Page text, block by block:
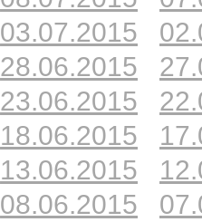
03.07.2015
28.06.2015
23.06.2015
18.06.2015
13.06.2015
08.06.2015